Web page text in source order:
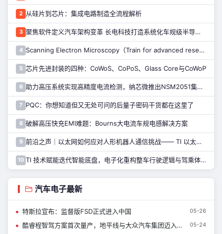
2 从硅片到芯片：集成电路制造全流程解析
3 聚焦软件定义汽车架构变革 长电科技打造系统化车规级半导体封测能力
4 Scanning Electron Microscopy（Train for advanced research）扫描电子显微镜介绍（二）
5 芯片先进封装的四种：CoWoS、CoPoS、Glass Core与CoWoP
6 助力高压系统实现高精度电流检测，纳芯微推出NSM2051集成式霍尔电流传感器
7 PQC：你想知道但又无处可问的后量子密码干货都在这里了
8 破解高压快充EMI难题：Bourns大电流车规电感解决方案
9 前沿之声｜以太网如何应对人形机器人通信挑战—— TI 以太网产品系列助力解决
10 TI 技术赋能迭代智能底盘，电子化重构整车行驶逻辑与驾乘体验
汽车电子最新
特斯拉宣布：监督版FSD正式进入中国 05-26
酷睿程智驾方案首次量产，地平线与大众汽车集团迈入成果落地阶段 05-24